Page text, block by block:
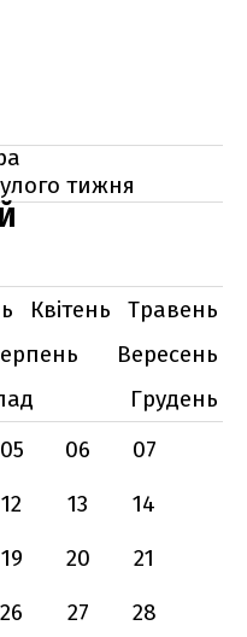
тижня
Квітень
Травень
Вересень
Грудень
05 06
07
12 13
14
19 20
21
26 27 28